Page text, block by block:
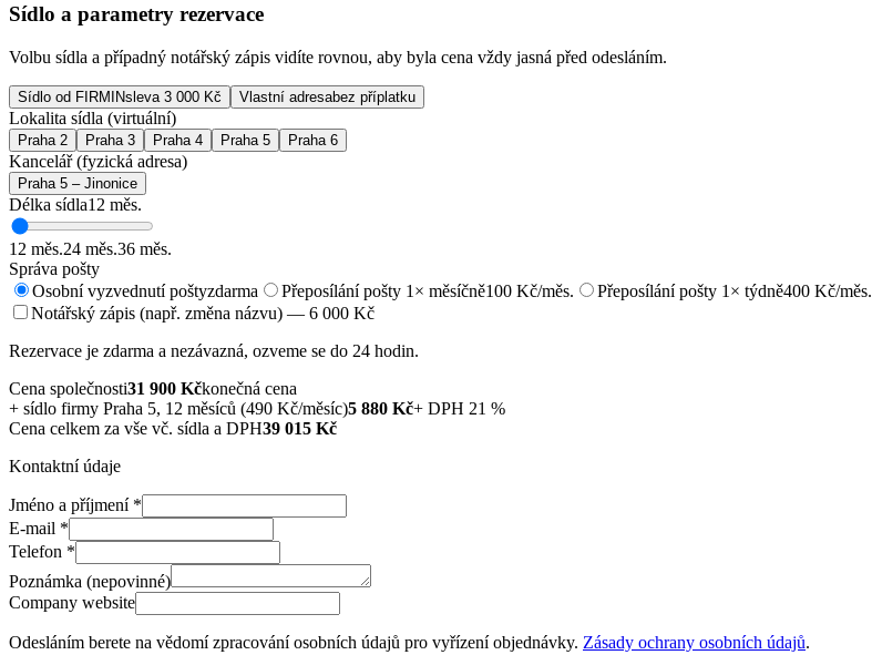
Sídlo a parametry rezervace
Volbu sídla a případný notářský zápis vidíte rovnou, aby byla cena vždy jasná před odesláním.
Sídlo od FIRMINsleva 3 000 Kč Vlastní adresabez příplatku
Lokalita sídla (virtuální)
Praha 2 Praha 3 Praha 4 Praha 5 Praha 6
Kancelář (fyzická adresa)
Praha 5 – Jinonice
Délka sídla12 měs.
12 měs.24 měs.36 měs.
Správa pošty
Osobní vyzvednutí poštyzdarma Přeposílání pošty 1× měsíčně100 Kč/měs. Přeposílání pošty 1× týdně400 Kč/měs.
Notářský zápis (např. změna názvu) — 6 000 Kč
Rezervace je zdarma a nezávazná, ozveme se do 24 hodin.
Cena společnosti31 900 Kčkonečná cena
+ sídlo firmy Praha 5, 12 měsíců (490 Kč/měsíc)5 880 Kč+ DPH 21 %
Cena celkem za vše vč. sídla a DPH39 015 Kč
Kontaktní údaje
Jméno a příjmení*
E-mail *
Telefon *
Poznámka (nepovinné)
Company website
Odesláním berete na vědomí zpracování osobních údajů pro vyřízení objednávky. Zásady ochrany osobních údajů.